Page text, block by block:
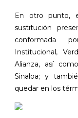
En otro punto,
sustitución
conformada
Institucional,
Alianza, así
Sinaloa; y
quedar en los